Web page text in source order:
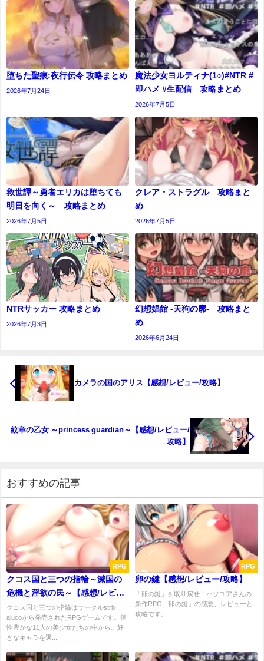
堕ちた聖痕:夜行伝令 攻略まとめ
2026年7月24日
魔法少女ヨルティナ(1○)#NTR #
即ハメ #生配信 攻略まとめ
2026年7月5日
救世譚～勇者エリカは堕ちても
明日を向く～ 攻略まとめ
2026年7月5日
クレア・ストラグル 攻略まと
め
2026年7月5日
NTRサッカー 攻略まとめ
2026年7月3日
幻想娼館 -天狗の廓- 攻略まと
め
2026年6月24日
カメラの国のアリス【感想/レビュー/攻略】
紋章の乙女 ～princess guardian～【感想/レビュー/
攻略】
おすすめの記事
RPG
クコス国と三つの指輪～滅国の
危機と淫欲の民～【感想/レビュ
ー/攻略】
クコス国と三つの指輪はサークルstrix
alucoから発売されたRPGゲームです。個
性豊かな11人の美少女たちの中から、好
きなキャラを選...
RPG
卵の鍵【感想/レビュー/攻略】
「卵の鍵」を取り戻せ！ハソユアさんの
新作RPG「卵の鍵」の感想、レビューと
攻略です。...